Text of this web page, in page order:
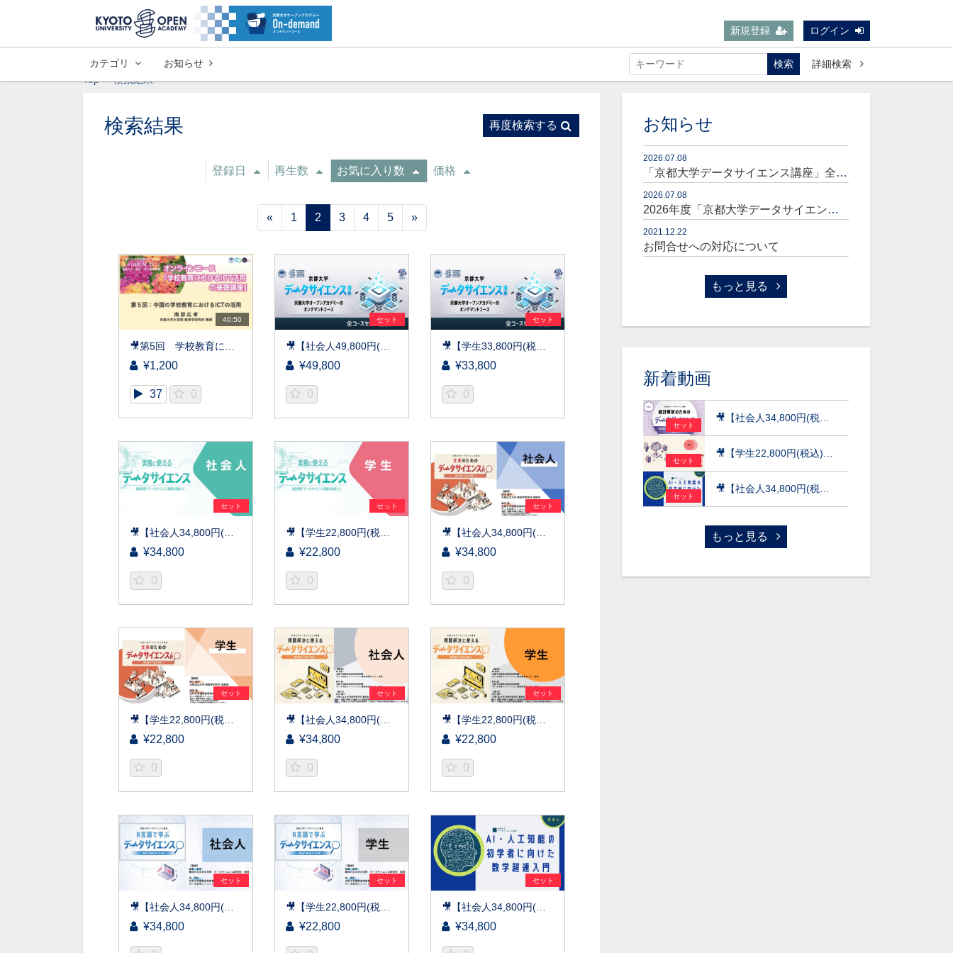
新規登録 ログイン
カテゴリ お知らせ 検索
詳細検索
Top
検索結果
検索結果 再度検索する
登録日 再生数 お気に入り数 価格
« 1 2 3 4 5 »
40:50
¥1,200
37 0
セット
🎥【社会人49,800円(税込)】京都大学データサイエンス講座 全講座セット［京都大学データサイエンス講座］（2026）
¥49,800
0
セット
🎥【学生33,800円(税込)】京都大学データサイエンス講座 全講座セット［京都大学データサイエンス講座］（2026）
¥33,800
0
セット
🎥【社会人34,800円(税込)】実務に使えるデータサイエンス～統計検定(R)データサイエンス基礎を目指して～［京都大学データサイエンス講座］（2026）
¥34,800
0
セット
🎥【学生22,800円(税込)】実務に使えるデータサイエンス～統計検定(R)データサイエンス基礎を目指して～［京都大学データサイエンス講座］（2026）
¥22,800
0
セット
🎥【社会人34,800円(税込)】 文系のためのデータサイエンス入門～統計検定(R)3級を目指して～［京都大学データサイエンス講座］（2026）
¥34,800
0
セット
🎥【学生22,800円(税込)】文系のためのデータサイエンス入門～統計検定(R)3級を目指して～［京都大学データサイエンス講座］（2026）
¥22,800
0
セット
🎥【社会人34,800円(税込)】問題解決に使えるデータサイエンス～統計検定(R)2級を目指して～［京都大学データサイエンス講座］（2026）
¥34,800
0
セット
🎥【学生22,800円(税込)】問題解決に使えるデータサイエンス～統計検定(R)2級を目指して～［京都大学データサイエンス講座］（2026）
¥22,800
0
セット
¥34,800
セット
🎥【学生22,800円(税込)】R言語で学ぶデータサイエンス～基礎から始めるデータ分析～［京都大学データサイエンス講座］（2026）
¥22,800
セット
🎥【社会人34,800円(税込)】AI・人工知能の初学者に向けた数学超速入門［京都大学データサイエンス講座］（2026）
¥34,800
お知らせ
2026.07.08
「京都大学データサイエンス講座」全コースセット販売開始のお知らせ
2026.07.08
2026年度「京都大学データサイエンス講座」販売開始のお知らせ
2021.12.22
お問合せへの対応について
もっと見る
新着動画
セット
🎥【社会人34,800円(税込)】統計解析のためのデータサイエンス～統計検定(R)データサイエンス発展（DS発展）を目指して～［京都大学データサイエンス講座］（2026）
セット
🎥【学生22,800円(税込)】AI×データ活用の実践講座【データサイエンス基礎編】〜数理・データサイエンス・AI（応用基礎レベル）モデルカリキュラム準拠〜［京都大学データサイエンス講座］（2026）
セット
🎥【社会人34,800円(税込)】AI・人工知能の初学者に向けた数学超速入門［京都大学データサイエンス講座］（2026）
もっと見る